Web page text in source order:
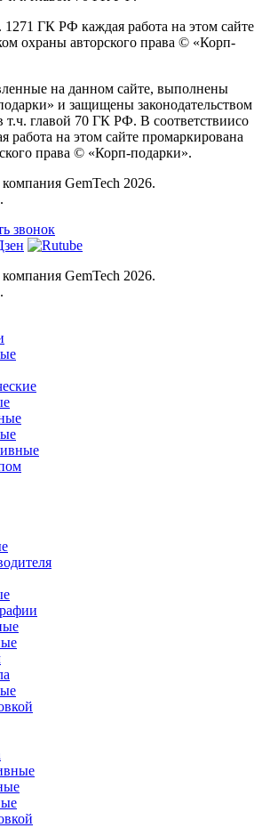
1271 ГК РФ каждая работа на этом сайте
охраны авторского права © «Корп-
на данном сайте, выполнены
и защищены законодательством
т.ч. главой 70 ГК РФ. В соответствиисо
работа на этом сайте промаркирована
права © «Корп-подарки».
GemTech 2026.
звонок
GemTech 2026.